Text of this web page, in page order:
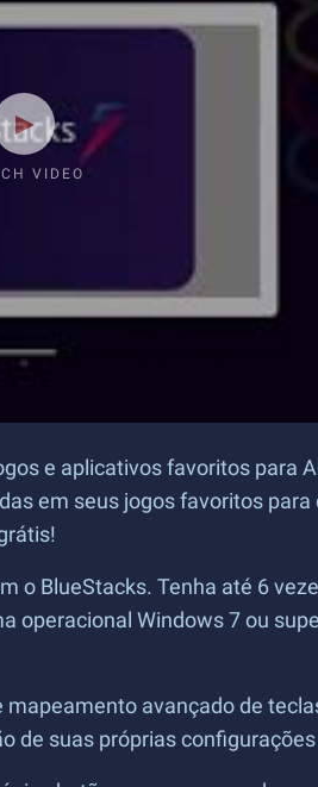
VIDEO
e aplicativos favoritos para
em seus jogos favoritos
o BlueStacks. Tenha até 6
operacional Windows 7 ou
avançado de
de suas próprias